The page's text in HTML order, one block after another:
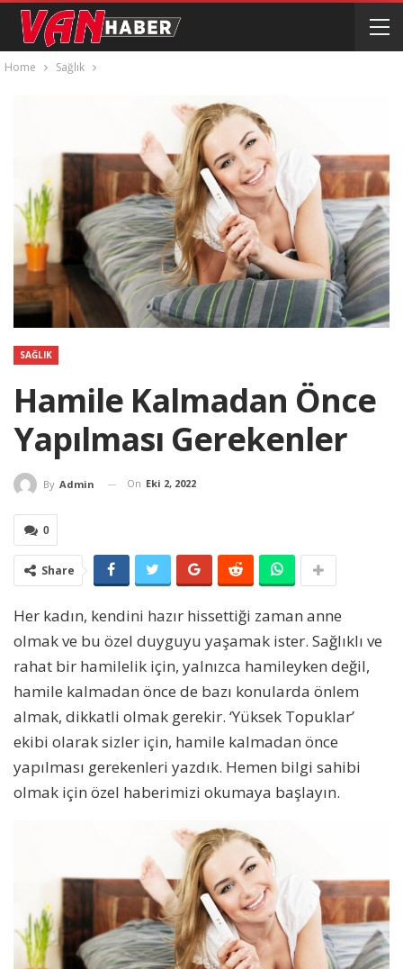
Home Sağlık
SAĞLIK
Hamile Kalmadan Önce
Yapılması Gerekenler
By Admin On Eki 2, 2022
0
Share
Her kadın, kendini hazır hissettiği zaman anne
olmak ve bu özel duyguyu yaşamak ister. Sağlıklı ve
rahat bir hamilelik için, yalnızca hamileyken değil,
hamile kalmadan önce de bazı konularda önlem
almak, dikkatli olmak gerekir. ‘Yüksek Topuklar’
ekibi olarak sizler için, hamile kalmadan önce
yapılması gerekenleri yazdık. Hemen bilgi sahibi
olmak için özel haberimizi okumaya başlayın.